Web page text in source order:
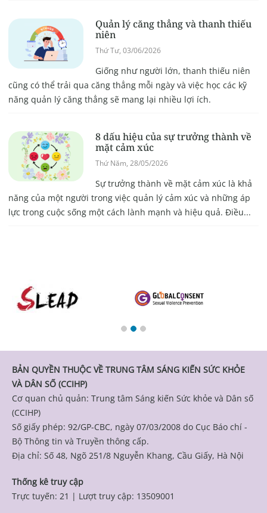
Quản lý căng thẳng và thanh thiếu
niên
Thứ Tư, 03/06/2026
Giống như người lớn, thanh thiếu niên
cũng có thể trải qua căng thẳng mỗi ngày và việc học các kỹ
năng quản lý căng thẳng sẽ mang lại nhiều lợi ích.
8 dấu hiệu của sự trưởng thành về
mặt cảm xúc
Thứ Năm, 28/05/2026
Sự trưởng thành về mặt cảm xúc là khả
năng của một người trong việc quản lý cảm xúc và những áp
lực trong cuộc sống một cách lành mạnh và hiệu quả. Điều...
BẢN QUYỀN THUỘC VỀ TRUNG TÂM SÁNG KIẾN SỨC KHỎE
VÀ DÂN SỐ (CCIHP)
Cơ quan chủ quản: Trung tâm Sáng kiến Sức khỏe và Dân số
(CCIHP)
Số giấy phép: 92/GP-CBC, ngày 07/03/2008 do Cục Báo chí -
Bộ Thông tin và Truyền thông cấp.
Địa chỉ: Số 48, Ngõ 251/8 Nguyễn Khang, Cầu Giấy, Hà Nội
Thống kê truy cập
Trực tuyến: 21 | Lượt truy cập: 13509001